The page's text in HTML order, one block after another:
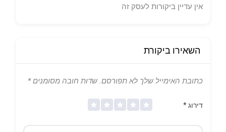
אין עדיין ביקורות לעסק זה
השאירו ביקורת
כתובת האימייל שלך לא תפורסם. שדות חובה מסומנים*
דירוג*